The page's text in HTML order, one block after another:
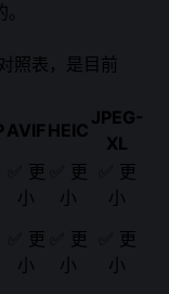
照表，是目前
AVIF HEIC
JPEG-
XL
✅ 更
小
✅ 更
小
✅ 更
小
✅ 更
小
✅ 更
小
✅ 更
小